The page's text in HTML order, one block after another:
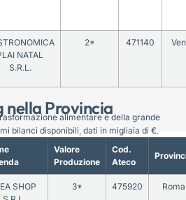
nella Provincia
NATAL
S.R.L.
2* 471140
Valore
Produzione
Cod.
Ateco
SHOP
3* 475920 Roma
alimentare e della grande
bilanci disponibili, dati in migliaia di €.